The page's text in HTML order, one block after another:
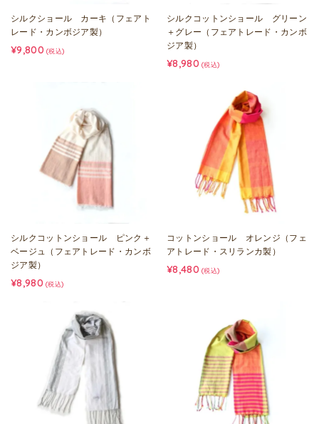
シルクショール カーキ（フェアト
レード・カンボジア製）
¥9,800 (税込)
シルクコットンショール グリーン
＋グレー（フェアトレード・カンボ
ジア製）
¥8,980 (税込)
シルクコットンショール ピンク＋
ベージュ（フェアトレード・カンボ
ジア製）
¥8,980 (税込)
コットンショール オレンジ（フェ
アトレード・スリランカ製）
¥8,480 (税込)